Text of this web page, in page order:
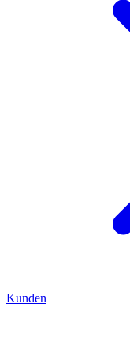
Kunden